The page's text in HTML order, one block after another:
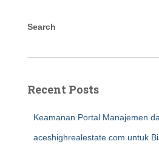
Search
Recent Posts
Keamanan Portal Manajemen
aceshighrealestate.com untuk